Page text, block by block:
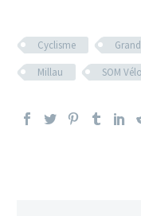
Cyclisme
Millau
SOM